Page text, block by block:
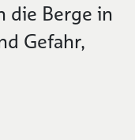
die Berge in
Gefahr,